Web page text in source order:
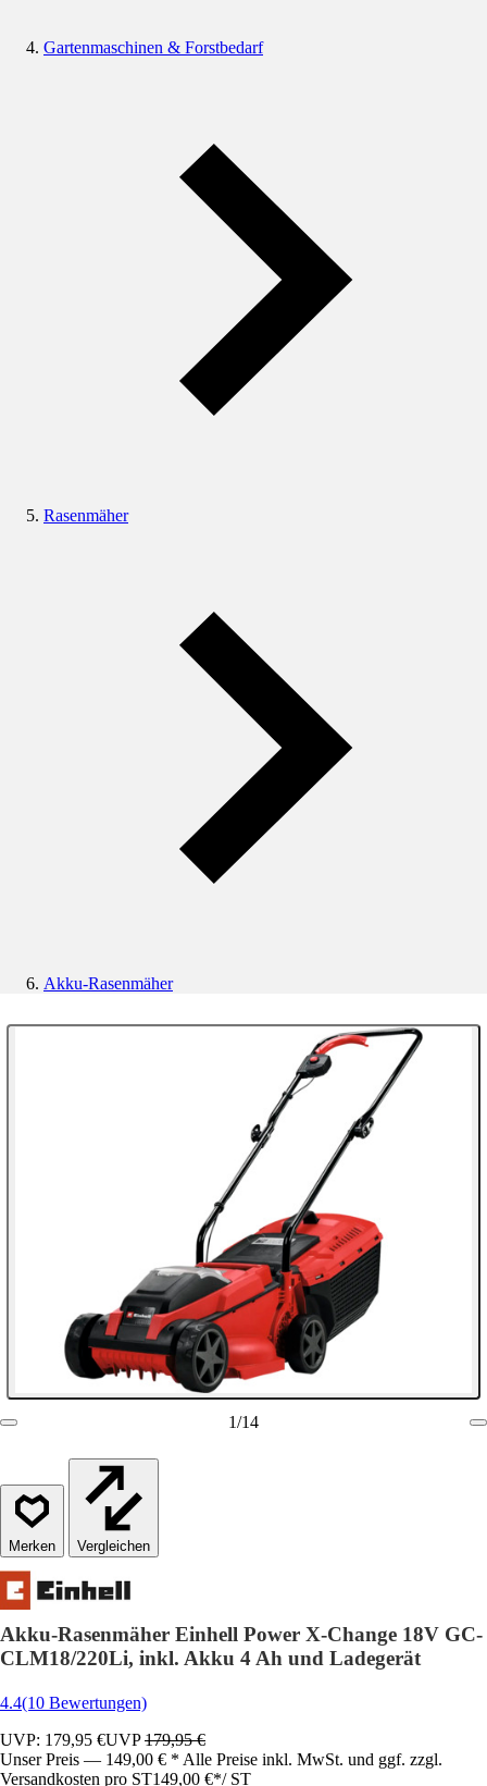
Gartenmaschinen & Forstbedarf
Rasenmäher
Akku-Rasenmäher
1/14
Vergleichen
Akku-Rasenmäher Einhell Power X-Change 18V GC-
CLM18/220Li, inkl. Akku 4 Ah und Ladegerät
4.4(10 Bewertungen)
UVP: 179,95 €UVP179,95 €
Unser Preis — 149,00 € * Alle Preise inkl. MwSt. und ggf. zzgl.
Versandkosten pro ST149,00 €*/ ST